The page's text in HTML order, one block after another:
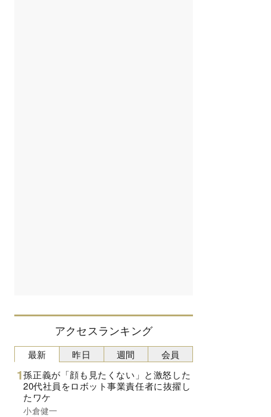
アクセスランキング
最新
孫正義が「顔も見たくない」と激怒した
20代社員をロボット事業責任者に抜擢し
たワケ
小倉健一
昨日 週間 会員